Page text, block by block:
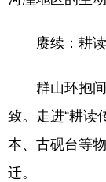
赓续：耕
群山环抱间
致。走进“耕读
本、古砚台等
迁。